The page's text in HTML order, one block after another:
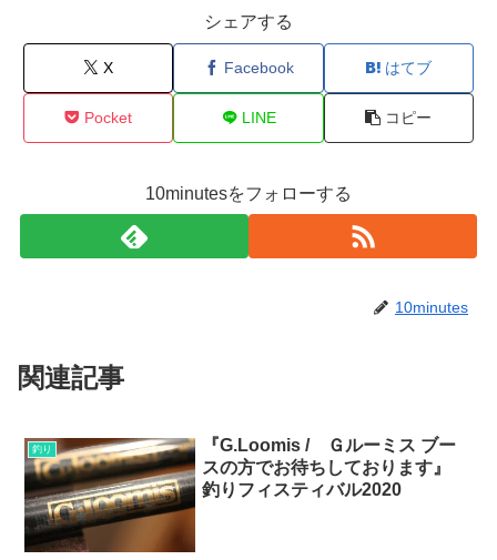
シェアする
X Facebook はてブ
Pocket LINE コピー
10minutesをフォローする
10minutes
関連記事
釣り
『G.Loomis / Ｇルーミス ブー
スの方でお待ちしております』
釣りフィスティバル2020